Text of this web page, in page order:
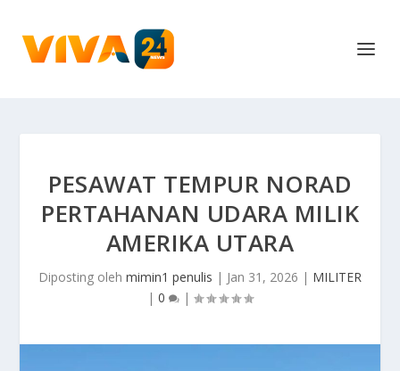
PESAWAT TEMPUR NORAD
PERTAHANAN UDARA MILIK
AMERIKA UTARA
Diposting oleh mimin1 penulis | Jan 31, 2026 | MILITER
| 0 |